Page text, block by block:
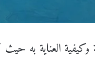
وكيفية العناية